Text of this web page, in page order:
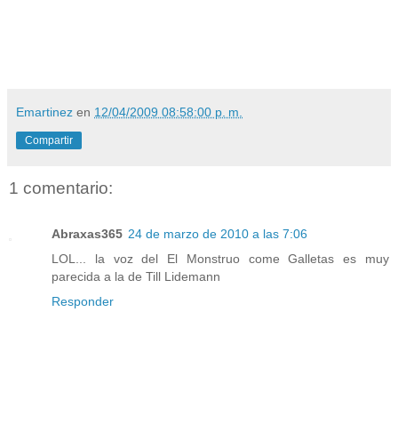
Emartinez en 12/04/2009 08:58:00 p. m.
Compartir
1 comentario:
Abraxas365 24 de marzo de 2010 a las 7:06
LOL... la voz del El Monstruo come Galletas es muy
parecida a la de Till Lidemann
Responder